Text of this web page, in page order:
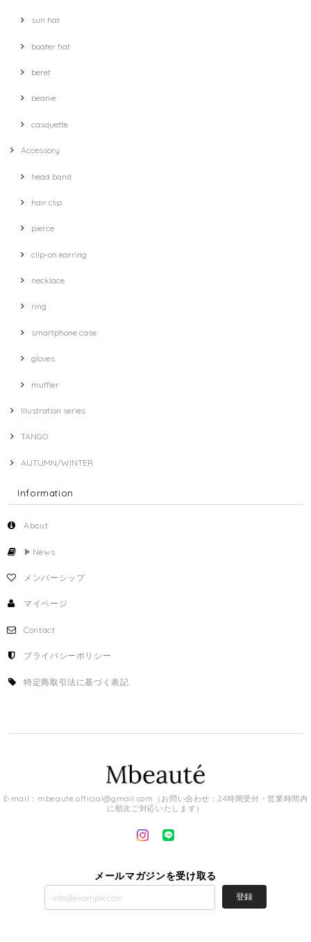
sun hat
boater hat
beret
beanie
casquette
Accessory
head band
hair clip
pierce
clip-on earring
necklace
ring
smartphone case
gloves
muffler
Illustration series
TANGO
AUTUMN/WINTER
Information
About
▶︎News
メンバーシップ
マイページ
Contact
プライバシーポリシー
特定商取引法に基づく表記
E-mail： mbeaute.official@gmail.com
（お問い合わせ：24時間受付・営業時間内
に順次ご対応いたします）
メールマガジンを受け取る
登録